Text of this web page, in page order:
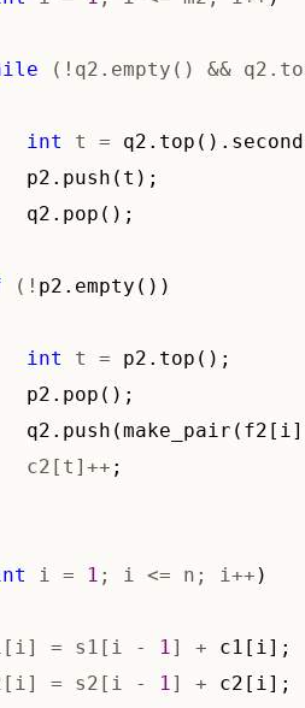
(!q2.empty() &&
int
t =
(!
int t =
c2[t]++
i = 1 ; i <= n; i++
= s1[i -
1 ] +
= s2[i -
1 ] +